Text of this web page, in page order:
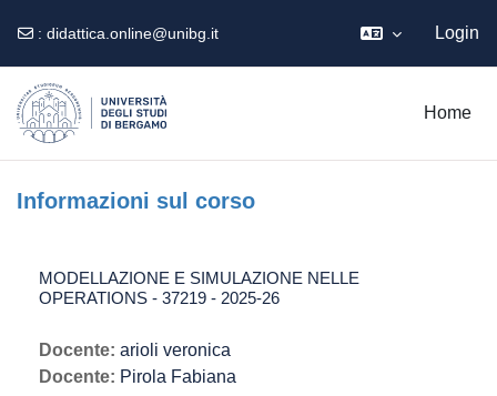
: didattica.online@unibg.it Login
Home
Informazioni sul corso
MODELLAZIONE E SIMULAZIONE NELLE
OPERATIONS - 37219 - 2025-26
Docente: arioli veronica
Docente: Pirola Fabiana